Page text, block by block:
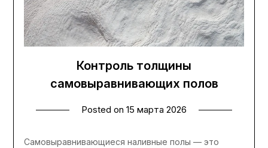
Контроль толщины
самовыравнивающих полов
Posted on 15 марта 2026
Самовыравнивающиеся наливные полы — это